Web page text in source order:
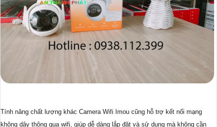
Tính năng chất lượng khác Camera Wifi Imou cũng hỗ trợ kết nối mạng
không dây thông qua wifi, giúp dễ dàng lắp đặt và sử dụng mà không cần